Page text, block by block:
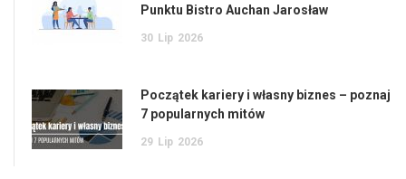
Punktu Bistro Auchan Jarosław
30 Lip 2026
Początek kariery i własny biznes – poznaj
7 popularnych mitów
29 Lip 2026